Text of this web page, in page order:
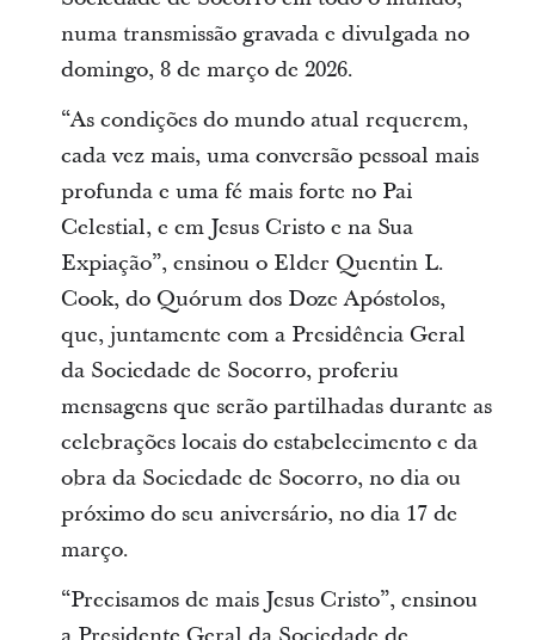
numa transmissão gravada e divulgada no
domingo, 8 de março de 2026.
“As condições do mundo atual requerem,
cada vez mais, uma conversão pessoal mais
profunda e uma fé mais forte no Pai
Celestial, e em Jesus Cristo e na Sua
Expiação”, ensinou o Elder Quentin L.
Cook, do Quórum dos Doze Apóstolos,
que, juntamente com a Presidência Geral
da Sociedade de Socorro, proferiu
mensagens que serão partilhadas durante as
celebrações locais do estabelecimento e da
obra da Sociedade de Socorro, no dia ou
próximo do seu aniversário, no dia 17 de
março.
“Precisamos de mais Jesus Cristo”, ensinou